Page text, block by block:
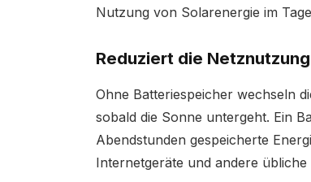
Nutzung von Solarenergie im
Reduziert die
Ohne Batteriespeicher wechseln
sobald die Sonne untergeht. Ein
Abendstunden gespeicherte
Internetgeräte und andere